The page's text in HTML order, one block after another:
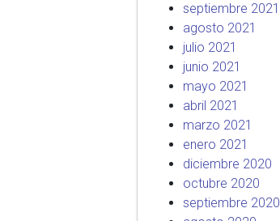
septiembre 2021
agosto 2021
julio 2021
junio 2021
mayo 2021
abril 2021
marzo 2021
enero 2021
diciembre 2020
octubre 2020
septiembre 2020